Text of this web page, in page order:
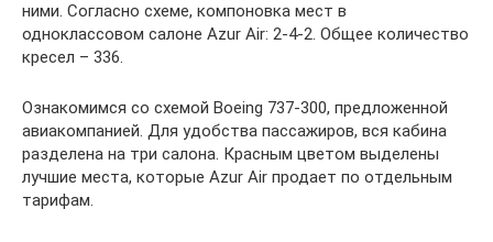
ними. Согласно схеме, компоновка мест в
одноклассовом салоне Azur Аir: 2-4-2. Общее количество
кресел – 336.
Ознакомимся со схемой Boeing 737-300, предложенной
авиакомпанией. Для удобства пассажиров, вся кабина
разделена на три салона. Красным цветом выделены
лучшие места, которые Azur Аir продает по отдельным
тарифам.